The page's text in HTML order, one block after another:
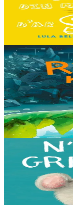
Hiziv emañ devezh
ket dezho mont,
pezh mell
13,00 €
8 vloaz hag ouzhpenn
Timilenn
Ar Robot kollet
E kreiz-kreiz un
deus ket soñj eus
gouzout a ra n’eo...
Er stok 14,00 €
3 bloaz hag ouzhpenn
Bannoù-heol
N'on ket
E penn ar c’hoad
Logodennig evit